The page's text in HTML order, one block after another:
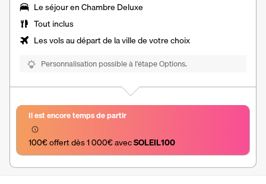
Le séjour enChambre Deluxe
Tout inclus
Les vols au départ de la ville de votre choix
Personnalisation possible à l’étape Options.
Il est encore temps de partir
100€ offert dès 1 000€ avec SOLEIL100